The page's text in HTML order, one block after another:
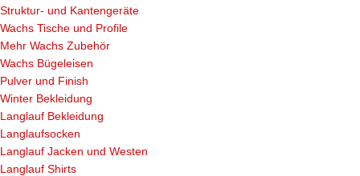
Struktur- und Kantengeräte
Wachs Tische und Profile
Mehr Wachs Zubehör
Wachs Bügeleisen
Pulver und Finish
Winter Bekleidung
Langlauf Bekleidung
Langlaufsocken
Langlauf Jacken und Westen
Langlauf Shirts